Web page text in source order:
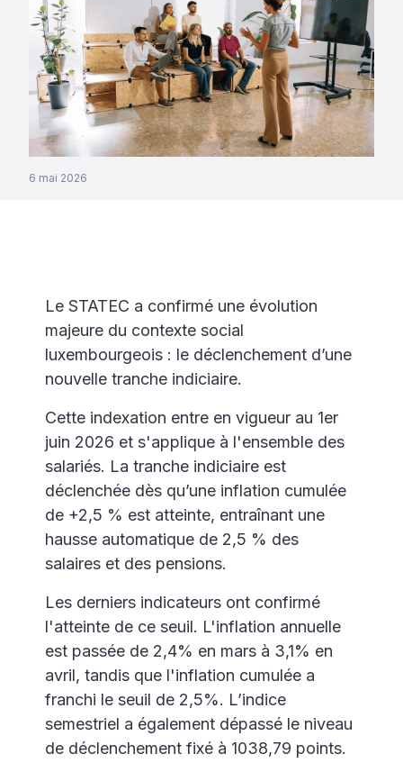
6 mai 2026
Le STATEC a confirmé une évolution
majeure du contexte social
luxembourgeois : le déclenchement d’une
nouvelle tranche indiciaire.
Cette indexation entre en vigueur au 1er
juin 2026 et s'applique à l'ensemble des
salariés. La tranche indiciaire est
déclenchée dès qu’une inflation cumulée
de +2,5 % est atteinte, entraînant une
hausse automatique de 2,5 % des
salaires et des pensions.
Les derniers indicateurs ont confirmé
l'atteinte de ce seuil. L'inflation annuelle
est passée de 2,4% en mars à 3,1% en
avril, tandis que l'inflation cumulée a
franchi le seuil de 2,5%. L’indice
semestriel a également dépassé le niveau
de déclenchement fixé à 1038,79 points.